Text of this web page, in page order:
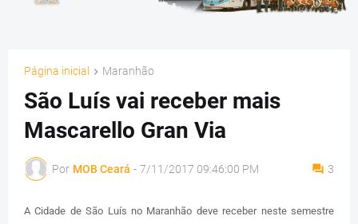
Página inicial Maranhão
São Luís vai receber mais
Mascarello Gran Via
Por MOB Ceará - 7/11/2017 09:46:00 PM 3
A Cidade de São Luís no Maranhão deve receber neste semestre